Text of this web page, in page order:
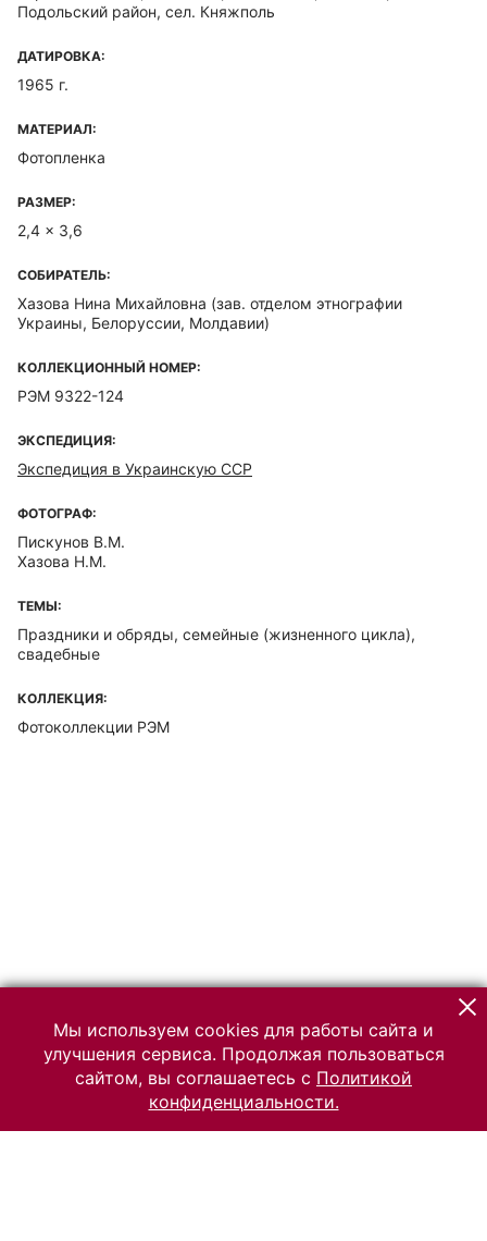
Подольский район, сел. Княжполь
ДАТИРОВКА:
1965 г.
МАТЕРИАЛ:
Фотопленка
РАЗМЕР:
2,4 x 3,6
СОБИРАТЕЛЬ:
Хазова Нина Михайловна (зав. отделом этнографии
Украины, Белоруссии, Молдавии)
КОЛЛЕКЦИОННЫЙ НОМЕР:
РЭМ 9322-124
ЭКСПЕДИЦИЯ:
Экспедиция в Украинскую ССР
ФОТОГРАФ:
Пискунов В.М.
Хазова Н.М.
ТЕМЫ:
Праздники и обряды, семейные (жизненного цикла),
свадебные
КОЛЛЕКЦИЯ:
Фотоколлекции РЭМ
Мы используем cookies для работы сайта и
улучшения сервиса. Продолжая пользоваться
сайтом, вы соглашаетесь с Политикой
конфиденциальности.